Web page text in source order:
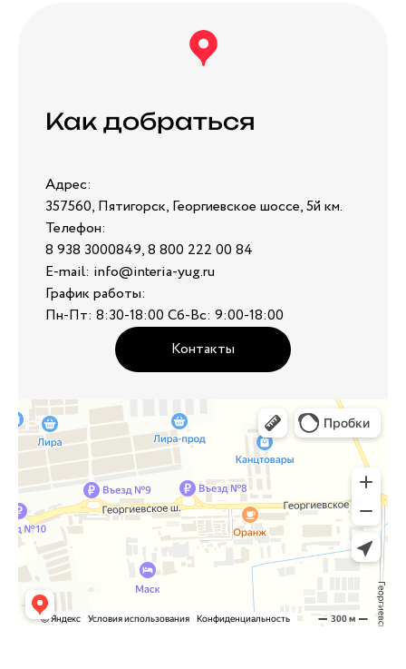
Как добраться
Адрес:
357560, Пятигорск, Георгиевское шоссе, 5й км.
Телефон:
8 938 3000849, 8 800 222 00 84
E-mail: info@interia-yug.ru
График работы:
Пн-Пт: 8:30-18:00 Сб-Вс: 9:00-18:00
Контакты